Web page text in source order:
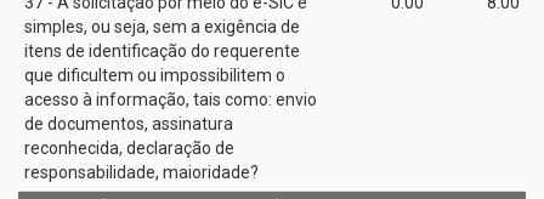
simples, ou seja, sem a exigência de
itens de identificação do requerente
que dificultem ou impossibilitem o
acesso à informação, tais como: envio
de documentos, assinatura
reconhecida, declaração de
responsabilidade, maioridade?